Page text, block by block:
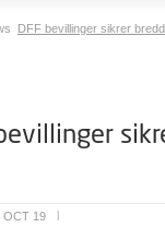
DFF bevillinger sikrer
OCT 19